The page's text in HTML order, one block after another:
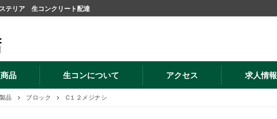
テリア 生コンクリート配達
品 生コンについて アクセス 求人情報
品 ブロック C１２メジナシ